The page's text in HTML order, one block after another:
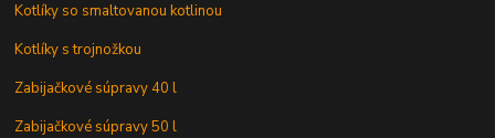
Kotlíky so smaltovanou kotlinou
Kotlíky s trojnožkou
Zabijačkové súpravy 40 l
Zabijačkové súpravy 50 l